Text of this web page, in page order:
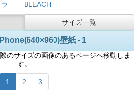
BLEACH
サイズ一覧
壁紙 - 1
のサイズの画像のあるページへ移動しま
す。
1 2 3